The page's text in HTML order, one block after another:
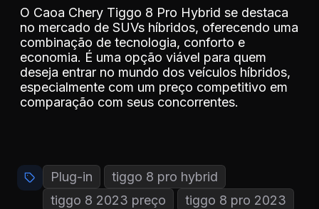
O Caoa Chery Tiggo 8 Pro Hybrid se destaca
no mercado de SUVs híbridos, oferecendo uma
combinação de tecnologia, conforto e
economia. É uma opção viável para quem
deseja entrar no mundo dos veículos híbridos,
especialmente com um preço competitivo em
comparação com seus concorrentes.
Plug-in
tiggo 8 pro hybrid
tiggo 8 2023 preço
tiggo 8 pro 2023